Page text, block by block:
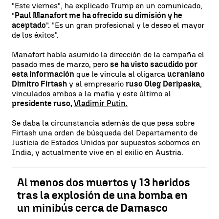
"Este viernes", ha explicado Trump en un comunicado,
"Paul Manafort me ha ofrecido su dimisión y he
aceptado". "Es un gran profesional y le deseo el mayor
de los éxitos".
Manafort había asumido la dirección de la campaña el
pasado mes de marzo, pero se ha visto sacudido por
esta información que le vincula al oligarca ucraniano
Dimitro Firtash y al empresario ruso Oleg Deripaska,
vinculados ambos a la mafia y este último al
presidente ruso, Vladimir Putin.
Se daba la circunstancia además de que pesa sobre
Firtash una orden de búsqueda del Departamento de
Justicia de Estados Unidos por supuestos sobornos en
India, y actualmente vive en el exilio en Austria.
Al menos dos muertos y 13 heridos
tras la explosión de una bomba en
un minibús cerca de Damasco